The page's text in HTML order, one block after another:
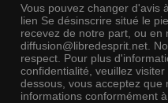
Vous pouvez changer d'avis
lien Se désinscrire situé le
recevez de notre part, ou en
diffusion@libredesprit.net.
respect. Pour plus
confidentialité, veuillez
dessous, vous acceptez que
informations conformément